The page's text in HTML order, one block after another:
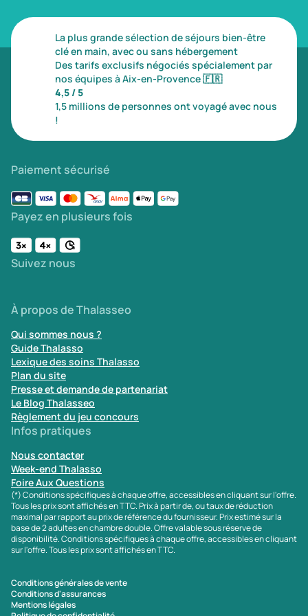
La plus grande sélection de séjours bien-être
clé en main, avec ou sans hébergement
Des tarifs exclusifs négociés spécialement par
nos équipes à Aix-en-Provence🇫🇷
4,5 / 5
1,5 millions de personnes ont voyagé avec nous
!
Paiement sécurisé
Payez en plusieurs fois
Suivez nous
À propos de Thalasseo
Qui sommes nous ?
Guide Thalasso
Lexique des soins Thalasso
Plan du site
Presse et demande de partenariat
Le Blog Thalasseo
Règlement du jeu concours
Infos pratiques
Nous contacter
Week-end Thalasso
Foire Aux Questions
(*) Conditions spécifiques à chaque offre, accessibles en cliquant sur l'offre.
Tous les prix sont affichés en TTC. Prix à partir de, ou taux de réduction
maximal par rapport au prix de référence du fournisseur. Prix estimé sur la
base de 2 adultes en chambre double. Offre valable sous réserve de
disponibilité. Conditions spécifiques à chaque offre, accessibles en cliquant
sur l'offre. Tous les prix sont affichés en TTC.
Conditions générales de vente
Conditions d'assurances
Mentions légales